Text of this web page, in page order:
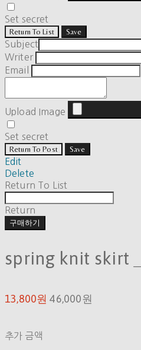
Set secret
Return To List Save
Subject
Writer
Email
Upload Image
Set secret
Return To Post Save
Edit
Delete
Return To List
Return
구매하기
spring knit skirt
13,800원46,000원
추가 금액